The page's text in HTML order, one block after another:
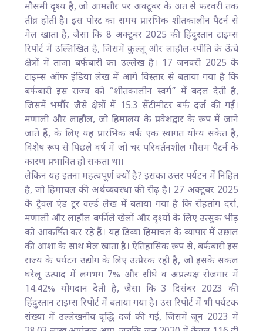
मौसमी दृश्य है, जो आमतौर पर अक्टूबर के अंत से फरवरी तक
तीव्र होती है। इस पोस्ट का समय प्रारंभिक शीतकालीन पैटर्न से
मेल खाता है, जैसा कि 8 अक्टूबर 2025 की हिंदुस्तान टाइम्स
रिपोर्ट में उल्लिखित है, जिसमें कुल्लू और लाहौल-स्पीति के ऊँचे
क्षेत्रों में ताजा बर्फबारी का उल्लेख है। 17 जनवरी 2025 के
टाइम्स ऑफ इंडिया लेख में आगे विस्तार से बताया गया है कि
बर्फबारी इस राज्य को “शीतकालीन स्वर्ग” में बदल देती है,
जिसमें भर्माैर जैसे क्षेत्रों में 15.3 सेंटीमीटर बर्फ दर्ज की गई।
मणाली और लाहौल, जो हिमालय के प्रवेशद्वार के रूप में जाने
जाते हैं, के लिए यह प्रारंभिक बर्फ एक स्वागत योग्य संकेत है,
विशेष रूप से पिछले वर्ष में जो चर परिवर्तनशील मौसम पैटर्न के
कारण प्रभावित हो सकता था।
लेकिन यह इतना महत्वपूर्ण क्यों है? इसका उत्तर पर्यटन में निहित
है, जो हिमाचल की अर्थव्यवस्था की रीढ़ है। 27 अक्टूबर 2025
के ट्रैवल एंड टूर वर्ल्ड लेख में बताया गया है कि रोहतांग दर्रा,
मणाली और लाहौल बर्फीले खेलों और दृश्यों के लिए उत्सुक भीड़
को आकर्षित कर रहे हैं। यह डिव्या हिमाचल के व्यापार में उछाल
की आशा के साथ मेल खाता है। ऐतिहासिक रूप से, बर्फबारी इस
राज्य के पर्यटन उद्योग के लिए उत्प्रेरक रही है, जो इसके सकल
घरेलू उत्पाद में लगभग 7% और सीधे व अप्रत्यक्ष रोजगार में
14.42% योगदान देती है, जैसा कि 3 दिसंबर 2023 की
हिंदुस्तान टाइम्स रिपोर्ट में बताया गया है। उस रिपोर्ट में भी पर्यटक
संख्या में उल्लेखनीय वृद्धि दर्ज की गई, जिसमें जून 2023 में